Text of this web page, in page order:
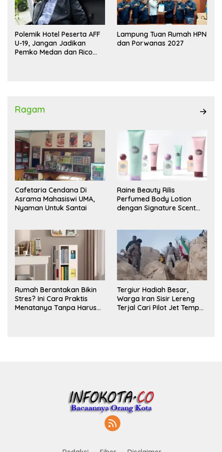
Polemik Hotel Peserta AFF
U-19, Jangan Jadikan
Pemko Medan dan Rico
Lampung Tuan Rumah HPN
dan Porwanas 2027
Ragam
Cafetaria Cendana Di
Asrama Mahasiswi UMA,
Nyaman Untuk Santai
Raine Beauty Rilis
Perfumed Body Lotion
dengan Signature Scent
Rumah Berantakan Bikin
Stres? Ini Cara Praktis
Menatanya Tanpa Harus
Tergiur Hadiah Besar,
Warga Iran Sisir Lereng
Terjal Cari Pilot Jet Tempur